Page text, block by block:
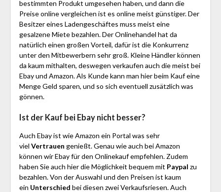
bestimmten Produkt umgesehen haben, und dann die
Preise online vergleichen ist es online meist günstiger. Der
Besitzer eines Ladengeschäftes muss meist eine
gesalzene Miete bezahlen. Der Onlinehandel hat da
natürlich einen großen Vorteil, dafür ist die Konkurrenz
unter den Mitbewerbern sehr groß. Kleine Händler können
da kaum mithalten, deswegen verkaufen auch die meist bei
Ebay und Amazon. Als Kunde kann man hier beim Kauf eine
Menge Geld sparen, und so sich eventuell zusätzlich was
gönnen.
Ist der Kauf bei Ebay nicht besser?
Auch Ebay ist wie Amazon ein Portal was sehr
viel Vertrauen genießt. Genau wie auch bei Amazon
können wir Ebay für den Onlinekauf empfehlen. Zudem
haben Sie auch hier die Möglichkeit bequem mit Paypal zu
bezahlen. Von der Auswahl und den Preisen ist kaum
ein Unterschied bei diesen zwei Verkaufsriesen. Auch